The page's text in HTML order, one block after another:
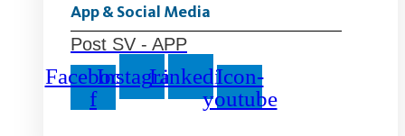
App & Social Media
Post SV - APP
Facebook-
f
InstagramLinkedinIcon-
youtube